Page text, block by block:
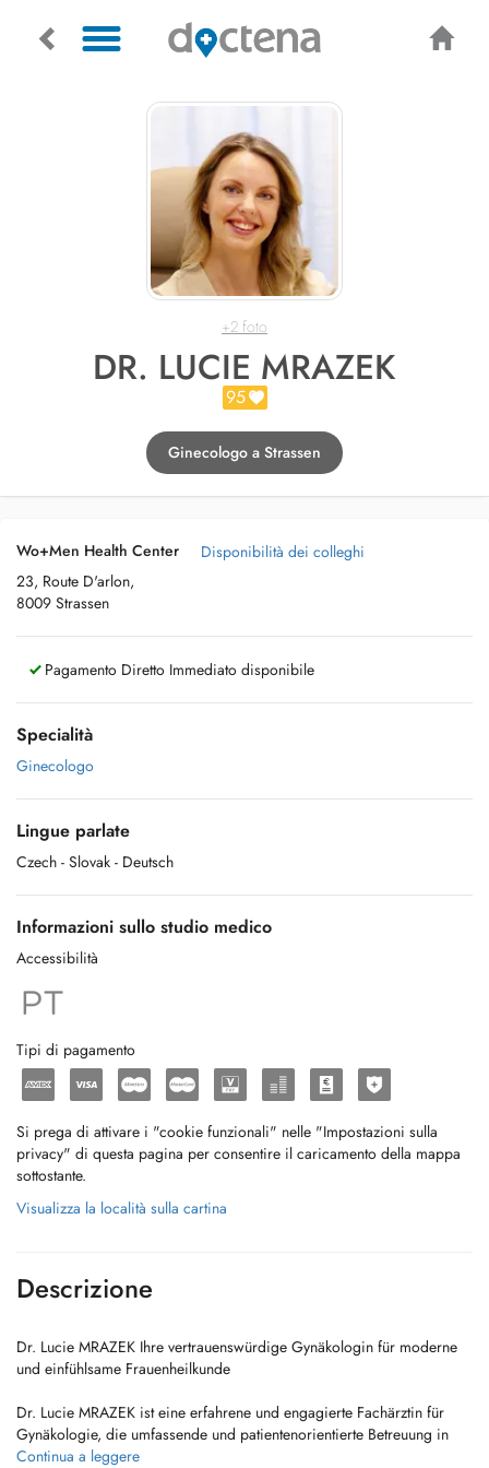
+2 foto
DR. LUCIE MRAZEK
95
Ginecologo a Strassen
Wo+Men Health Center
23, Route D'arlon,
8009 Strassen
Disponibilità dei colleghi
Pagamento Diretto Immediato disponibile
Specialità
Ginecologo
Lingue parlate
Czech - Slovak - Deutsch
Informazioni sullo studio medico
Accessibilità
Tipi di pagamento
Si prega di attivare i "cookie funzionali" nelle "Impostazioni sulla
privacy" di questa pagina per consentire il caricamento della mappa
sottostante.
Visualizza la località sulla cartina
Descrizione
Dr. Lucie MRAZEK Ihre vertrauenswürdige Gynäkologin für moderne
und einfühlsame Frauenheilkunde
Dr. Lucie MRAZEK ist eine erfahrene und engagierte Fachärztin für
Gynäkologie, die umfassende und patientenorientierte Betreuung in
allen Bereichen der Frauengesundheit anbietet. Ob
Continua a leggere